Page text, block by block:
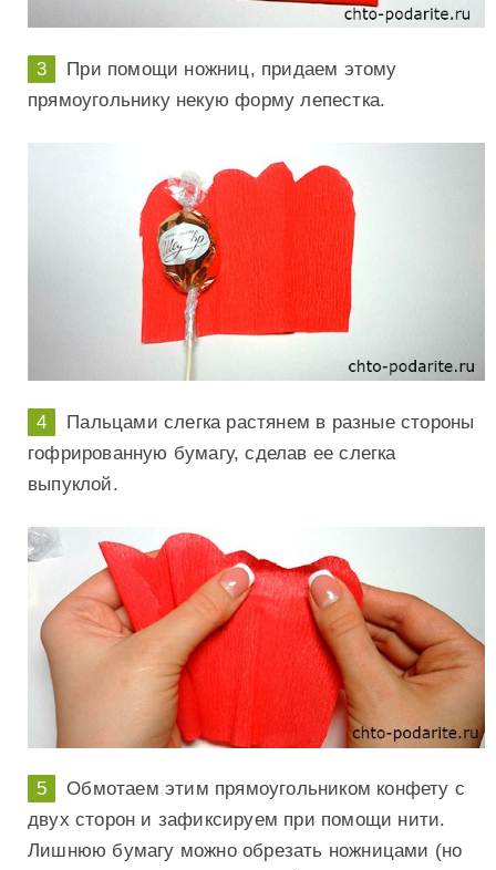
При помощи ножниц, придаем этому
прямоугольнику некую форму лепестка.
Пальцами слегка растянем в разные стороны
гофрированную бумагу, сделав ее слегка
выпуклой.
Обмотаем этим прямоугольником конфету с
двух сторон и зафиксируем при помощи нити.
Лишнюю бумагу можно обрезать ножницами (но